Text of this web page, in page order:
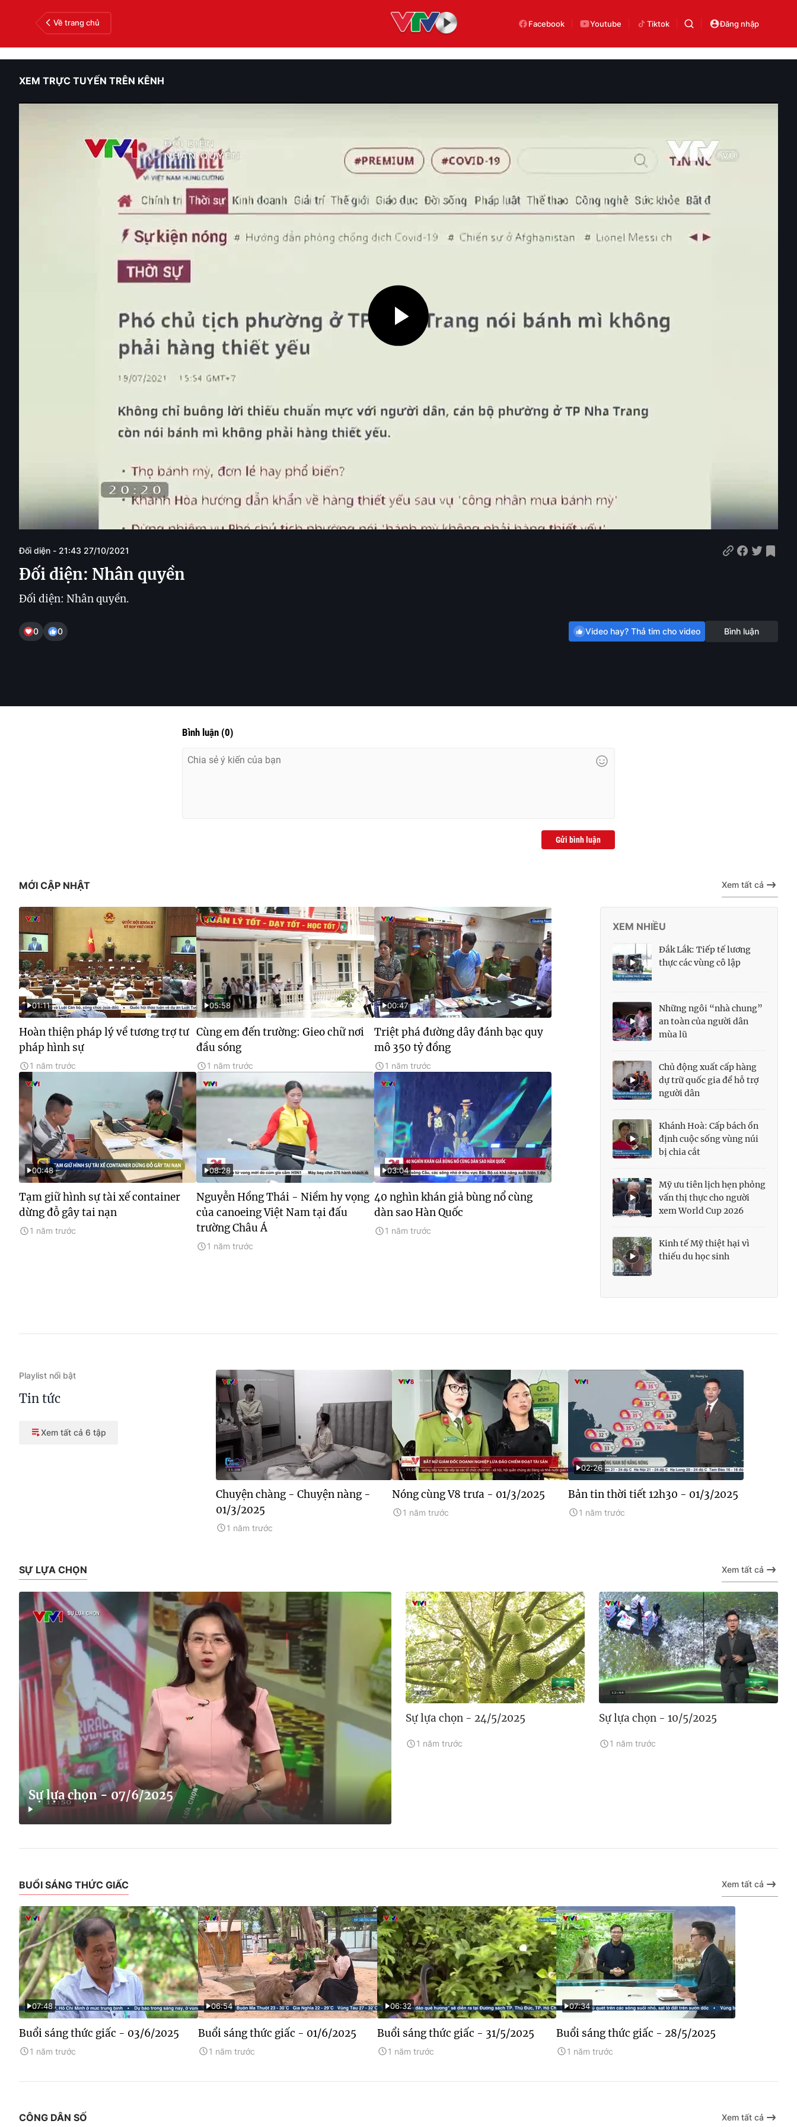
Về trang chủ Facebook Youtube Tiktok Đăng nhập
XEM TRỰC TUYẾN TRÊN KÊNH
Đối diện - 21:43 27/10/2021
Đối diện: Nhân quyền
Đối diện: Nhân quyền.
0 0 Video hay? Thả tim cho video Bình luận
Bình luận (0)
Gửi bình luận
MỚI CẬP NHẬT Xem tất cả
01:11
Hoàn thiện pháp lý về tương trợ tư
pháp hình sự
1 năm trước
05:58
Cùng em đến trường: Gieo chữ nơi
đầu sóng
1 năm trước
00:47
Triệt phá đường dây đánh bạc quy
mô 350 tỷ đồng
1 năm trước
00:48
Tạm giữ hình sự tài xế container
dừng đỗ gây tai nạn
1 năm trước
08:28
Nguyễn Hồng Thái - Niềm hy vọng
của canoeing Việt Nam tại đấu
trường Châu Á
1 năm trước
03:04
40 nghìn khán giả bùng nổ cùng
dàn sao Hàn Quốc
1 năm trước
XEM NHIỀU
Đắk Lắk: Tiếp tế lương
thực các vùng cô lập
Những ngôi “nhà chung”
an toàn của người dân
mùa lũ
Chủ động xuất cấp hàng
dự trữ quốc gia để hỗ trợ
người dân
Khánh Hoà: Cấp bách ổn
định cuộc sống vùng núi
bị chia cắt
Mỹ ưu tiên lịch hẹn phỏng
vấn thị thực cho người
xem World Cup 2026
Kinh tế Mỹ thiệt hại vì
thiếu du học sinh
Playlist nổi bật
Tin tức
Xem tất cả 6 tập
Chuyện chàng - Chuyện nàng -
01/3/2025
1 năm trước
Nóng cùng V8 trưa - 01/3/2025
1 năm trước
02:26
Bản tin thời tiết 12h30 - 01/3/2025
1 năm trước
SỰ LỰA CHỌN Xem tất cả
Sự lựa chọn - 07/6/2025
Sự lựa chọn - 24/5/2025
1 năm trước
Sự lựa chọn - 10/5/2025
1 năm trước
BUỔI SÁNG THỨC GIẤC Xem tất cả
07:48
Buổi sáng thức giấc - 03/6/2025
1 năm trước
06:54
Buổi sáng thức giấc - 01/6/2025
1 năm trước
06:32
Buổi sáng thức giấc - 31/5/2025
1 năm trước
07:34
Buổi sáng thức giấc - 28/5/2025
1 năm trước
CÔNG DÂN SỐ Xem tất cả